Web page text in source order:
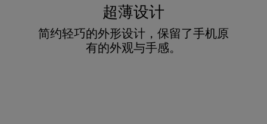
超薄设计
简约轻巧的外形设计，保留了手机原
有的外观与手感。